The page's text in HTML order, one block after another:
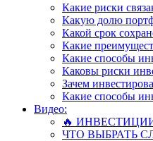
Какие риски
Какую долю
Какой срок
Какие
Какие способы
Каковы риски
Зачем
Какие способы
Видео:
🔥
ЧТО ВЫБРАТЬ